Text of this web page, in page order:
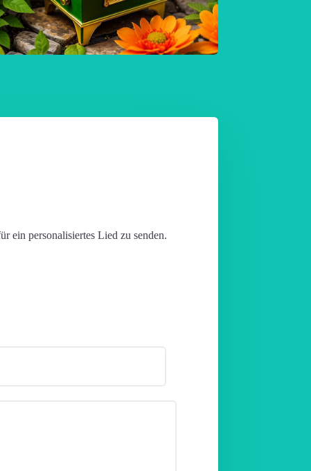
ein personalisiertes Lied zu senden.